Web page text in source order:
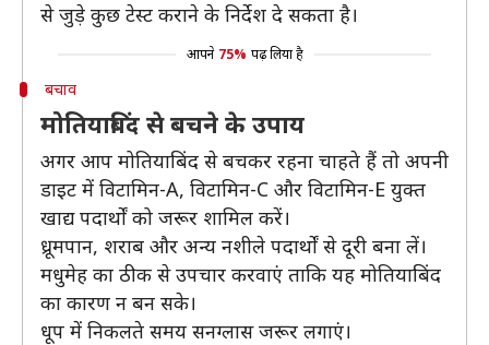
से जुड़े कुछ टेस्ट कराने के निर्देश दे सकता है।
आपने 75% पढ़ लिया है
बचाव
मोतियाबिंद से बचने के उपाय
अगर आप मोतियाबिंद से बचकर रहना चाहते हैं तो अपनी
डाइट में विटामिन-A, विटामिन-C और विटामिन-E युक्त
खाद्य पदार्थों को जरूर शामिल करें।
ध्रूमपान, शराब और अन्य नशीले पदार्थों से दूरी बना लें।
मधुमेह का ठीक से उपचार करवाएं ताकि यह मोतियाबिंद
का कारण न बन सके।
धूप में निकलते समय सनग्लास जरूर लगाएं।